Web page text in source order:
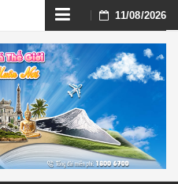
Skip
to
content
11/08/2026